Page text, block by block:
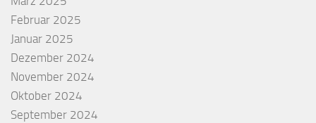
Februar 2025
Januar 2025
Dezember 2024
November 2024
Oktober 2024
September 2024